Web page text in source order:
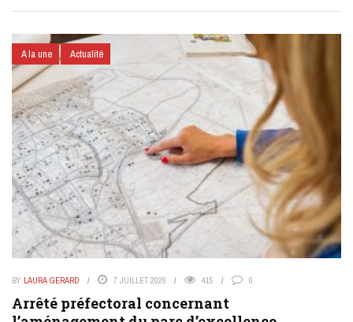
A la une Actualité
BY LAURA GERARD 7 JUILLET 2026 415 0
Arrêté préfectoral concernant